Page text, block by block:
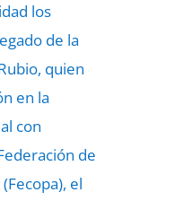
los
de la
quien
en la
con
de
el